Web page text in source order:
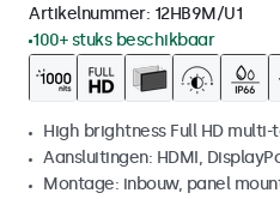
Artikelnummer: 12HB9M/U1
100+ stuks beschikbaar
High brightness Full HD
Aansluitingen: HDMI,
Montage: inbouw, panel